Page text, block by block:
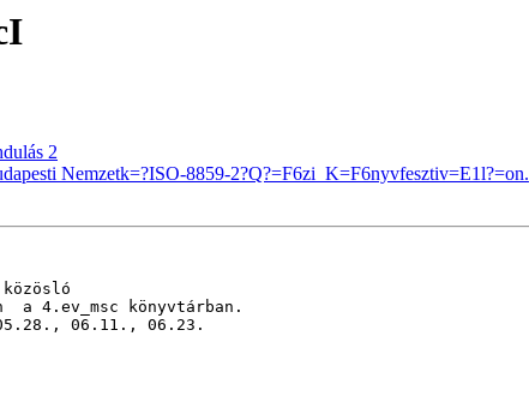
2
Nemzetk=?ISO-8859-2?Q?=F6zi_K=F6nyvfesztiv=E1l?=on.
a 4.ev_msc könyvtárban.
06.11., 06.23.